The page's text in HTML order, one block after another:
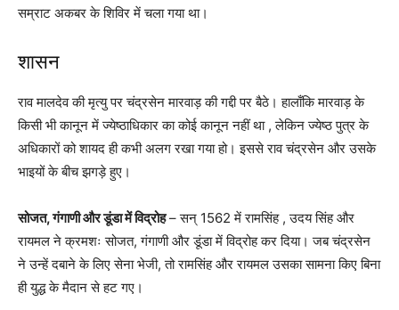
सम्राट अकबर के शिविर में चला गया था।
शासन
राव मालदेव की मृत्यु पर चंद्रसेन मारवाड़ की गद्दी पर बैठे। हालाँकि मारवाड़ के
किसी भी कानून में ज्येष्ठाधिकार का कोई कानून नहीं था , लेकिन ज्येष्ठ पुत्र के
अधिकारों को शायद ही कभी अलग रखा गया हो। इससे राव चंद्रसेन और उसके
भाइयों के बीच झगड़े हुए।
सोजत, गंगाणी और डूंडा में विद्रोह– सन् 1562 में रामसिंह , उदय सिंह और
रायमल ने क्रमशः सोजत, गंगाणी और डूंडा में विद्रोह कर दिया। जब चंद्रसेन
ने उन्हें दबाने के लिए सेना भेजी, तो रामसिंह और रायमल उसका सामना किए बिना
ही युद्ध के मैदान से हट गए।